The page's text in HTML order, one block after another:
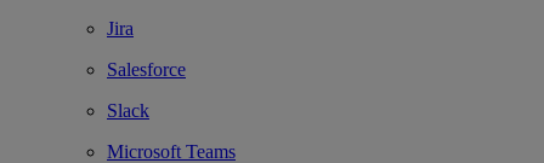
Jira
Salesforce
Slack
Microsoft Teams